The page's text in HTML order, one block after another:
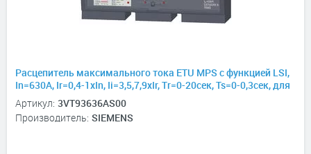
Расцепитель максимального тока ETU MPS с функцией LSI,
In=630А, Ir=0,4-1хIn, Ii=3,5,7,9хIr, Tr=0-20сек, Ts=0-0,3сек, для
3VT3
Артикул: 3VT93636AS00
Производитель: SIEMENS